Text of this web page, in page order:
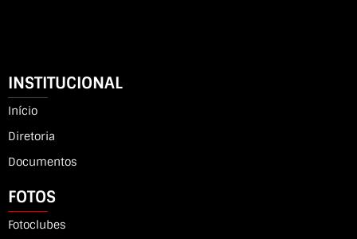
INSTITUCIONAL
Início
Diretoria
Documentos
FOTOS
Fotoclubes